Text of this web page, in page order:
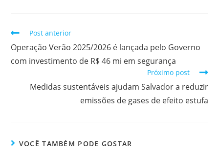
Post anterior
Operação Verão 2025/2026 é lançada pelo Governo
com investimento de R$ 46 mi em segurança
Próximo post
Medidas sustentáveis ajudam Salvador a reduzir
emissões de gases de efeito estufa
VOCÊ TAMBÉM PODE GOSTAR